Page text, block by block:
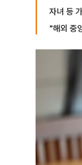
자녀 등
"해외 중